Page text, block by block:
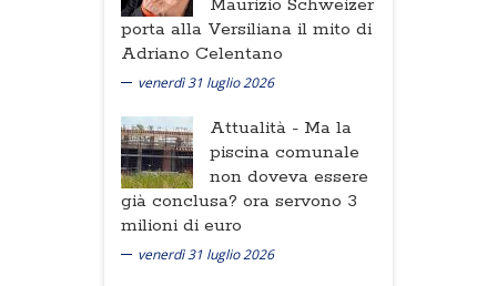
porta alla Versiliana il mito di
Adriano Celentano
venerdì 31 luglio 2026
Attualità - Ma la
piscina comunale
non doveva essere
già conclusa? ora servono 3
milioni di euro
venerdì 31 luglio 2026